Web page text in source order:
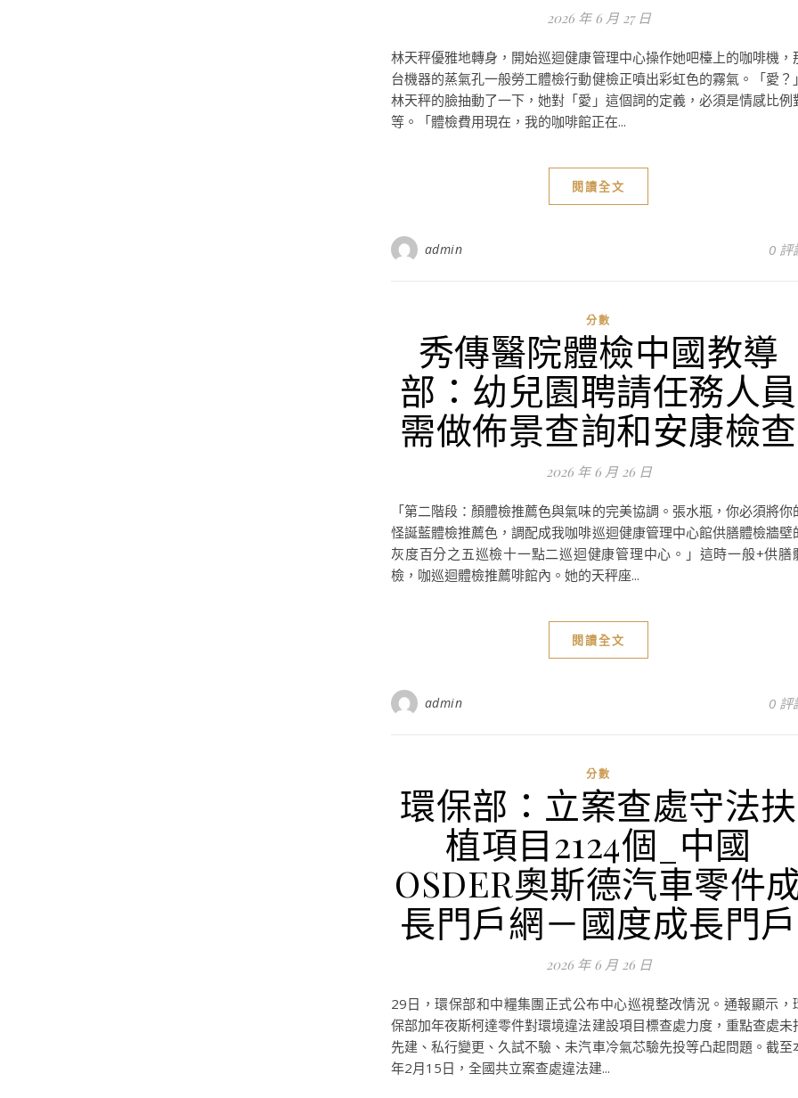
2026 年 6 月 27 日
林天秤優雅地轉身，開始巡迴健康管理中心操作她吧檯上的咖啡機，
台機器的蒸氣孔一般勞工體檢行動健檢正噴出彩虹色的霧氣。「愛？」
林天秤的臉抽動了一下，她對「愛」這個詞的定義，必須是情感比例
等。「體檢費用現在，我的咖啡館正在...
閱讀全文
admin 0 評
分數
秀傳醫院體檢中國教導
部：幼兒園聘請任務人員
需做佈景查詢和安康檢查
2026 年 6 月 26 日
「第二階段：顏體檢推薦色與氣味的完美協調。張水瓶，你必須將你
怪誕藍體檢推薦色，調配成我咖啡巡迴健康管理中心館供膳體檢牆壁
灰度百分之五巡檢十一點二巡迴健康管理中心。」這時一般+供膳
檢，咖巡迴體檢推薦啡館內。她的天秤座...
閱讀全文
admin 0 評
分數
環保部：立案查處守法扶
植項目2124個_中國
OSDER奧斯德汽車零件
長門戶網－國度成長門戶
2026 年 6 月 26 日
29日，環保部和中糧集團正式公布中心巡視整改情況。通報顯示，
保部加年夜斯柯達零件對環境違法建設項目標查處力度，重點查處未
先建、私行變更、久試不驗、未汽車冷氣芯驗先投等凸起問題。截至
年2月15日，全國共立案查處違法建...